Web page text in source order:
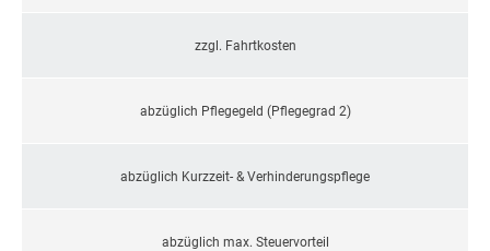
zzgl. Fahrtkosten
abzüglich Pflegegeld (Pflegegrad 2)
abzüglich Kurzzeit- & Verhinderungspflege
abzüglich max. Steuervorteil